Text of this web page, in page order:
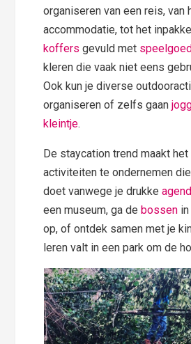
organiseren van een reis, van
accommodatie, tot het
koffers gevuld met
kleren die vaak niet eens
Ook kun je diverse
organiseren of zelfs gaan
kleintje.
De staycation trend maakt
activiteiten te ondernemen
doet vanwege je drukke
een museum, ga debossen
op, of ontdek samen met je
leren valt in een park om de